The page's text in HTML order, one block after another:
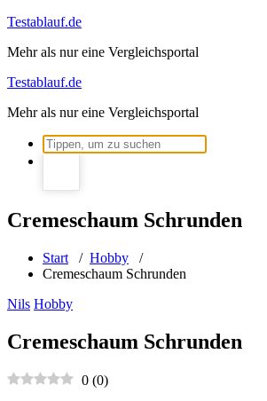
Zum
springen
Testablauf.de
Mehr als nur eine Vergleichsportal
Testablauf.de
Mehr als nur eine Vergleichsportal
Suchen
nach:
Cremeschaum Schrunden
Start / Hobby /
Cremeschaum Schrunden
Nils Hobby
Cremeschaum Schrunden
0 (0)